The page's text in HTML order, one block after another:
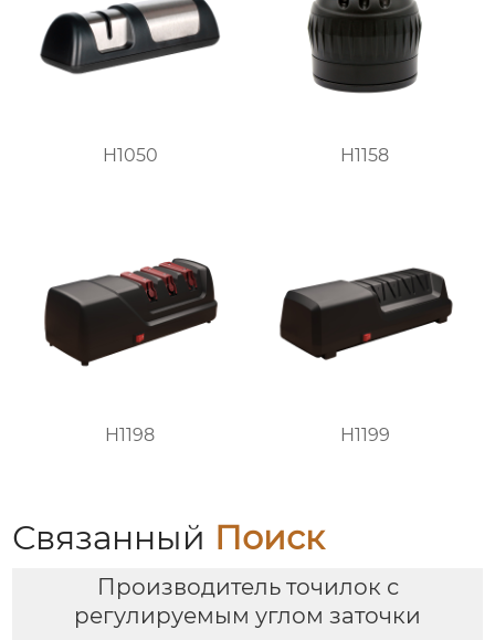
H1050 H1158
H1198 H1199
Связанный Поиск
Производитель точилок с
регулируемым углом заточки